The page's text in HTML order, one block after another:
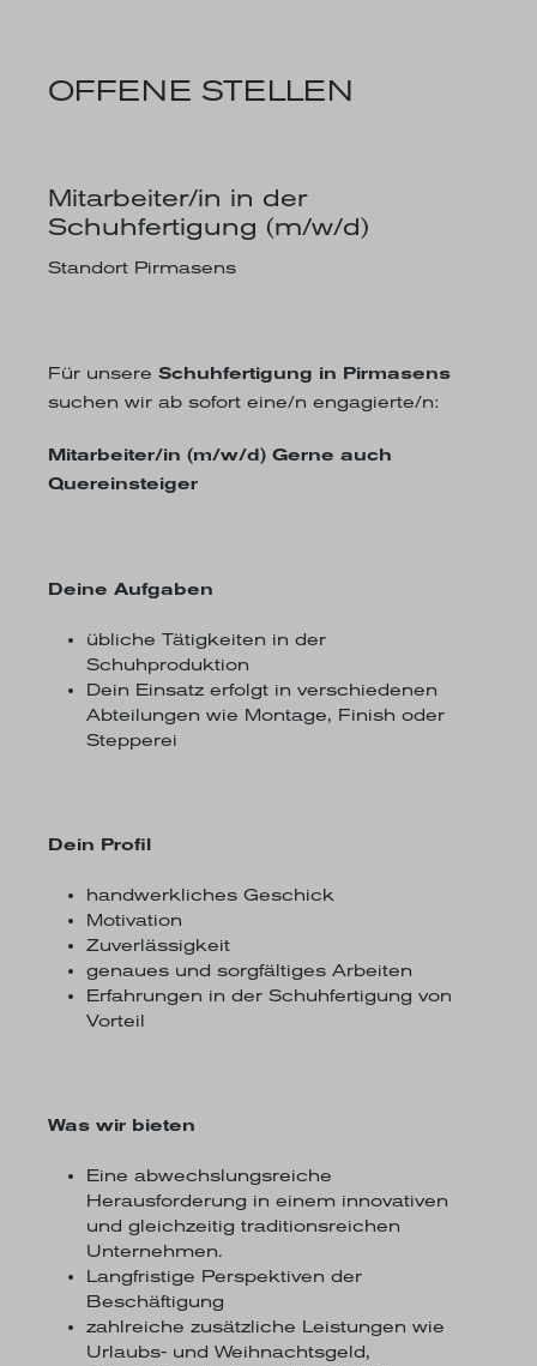
OFFENE STELLEN
Mitarbeiter/in in der
Schuhfertigung (m/w/d)
Standort Pirmasens
Für unsere Schuhfertigung in Pirmasens
suchen wir ab sofort eine/n engagierte/n:
Mitarbeiter/in (m/w/d) Gerne auch
Quereinsteiger
Deine Aufgaben
übliche Tätigkeiten in der
Schuhproduktion
Dein Einsatz erfolgt in verschiedenen
Abteilungen wie Montage, Finish oder
Stepperei
Dein Profil
handwerkliches Geschick
Motivation
Zuverlässigkeit
genaues und sorgfältiges Arbeiten
Erfahrungen in der Schuhfertigung von
Vorteil
Was wir bieten
Eine abwechslungsreiche
Herausforderung in einem innovativen
und gleichzeitig traditionsreichen
Unternehmen.
Langfristige Perspektiven der
Beschäftigung
zahlreiche zusätzliche Leistungen wie
Urlaubs- und Weihnachtsgeld,